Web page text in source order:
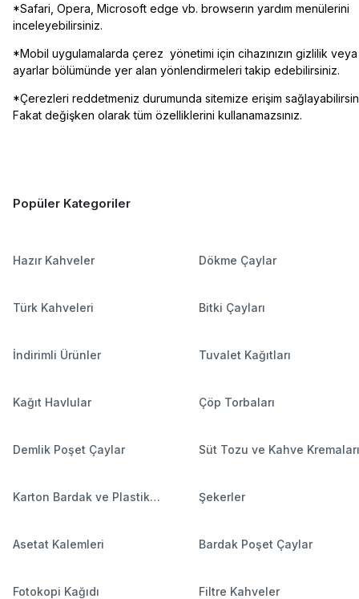
*Safari, Opera, Microsoft edge vb. browserın yardım menülerini
inceleyebilirsiniz.
*Mobil uygulamalarda çerez yönetimi için cihazınızın gizlilik veya
ayarlar bölümünde yer alan yönlendirmeleri takip edebilirsiniz.
*Çerezleri reddetmeniz durumunda sitemize erişim
Fakat değişken olarak tüm özelliklerini kullanamazsınız.
Popüler Kategoriler
Hazır Kahveler Dökme Çaylar
Türk Kahveleri Bitki Çayları
İndirimli Ürünler Tuvalet Kağıtları
Kağıt Havlular Çöp Torbaları
Demlik Poşet Çaylar Süt Tozu ve Kahve Kremaları
Karton Bardak ve Plastik
Şekerler
Asetat Kalemleri Bardak Poşet Çaylar
Fotokopi Kağıdı Filtre Kahveler